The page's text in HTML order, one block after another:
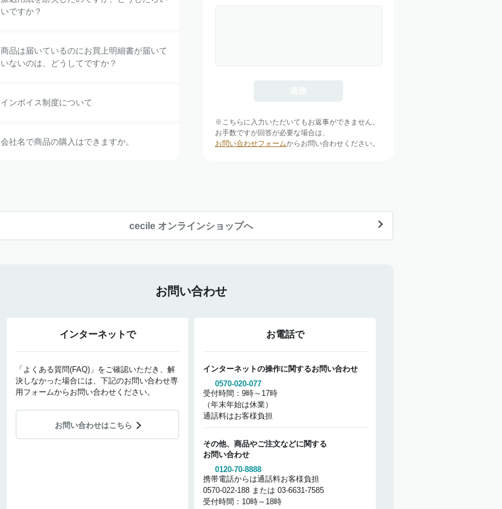
いですか？
商品は届いているのにお買上明細書が届いて
いないのは、どうしてですか？
インボイス制度について
会社名で商品の購入はできますか。
※こちらに入力いただいてもお返事ができません。
お手数ですが回答が必要な場合は、
お問い合わせフォームからお問い合わせください。
cecile オンラインショップへ
お問い合わせ
インターネットで
「よくある質問(FAQ)」をご確認いただき、解
決しなかった場合には、下記のお問い合わせ専
用フォームからお問い合わせください。
お問い合わせはこちら
お電話で
インターネットの操作に関するお問い合わせ
0570-020-077
受付時間：9時～17時
（年末年始は休業）
通話料はお客様負担
その他、商品やご注文などに関する
お問い合わせ
0120-70-8888
携帯電話からは通話料お客様負担
0570-022-188 または 03-6631-7585
受付時間：10時～18時